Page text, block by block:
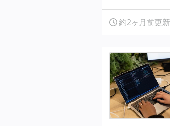
約2ヶ月前更新